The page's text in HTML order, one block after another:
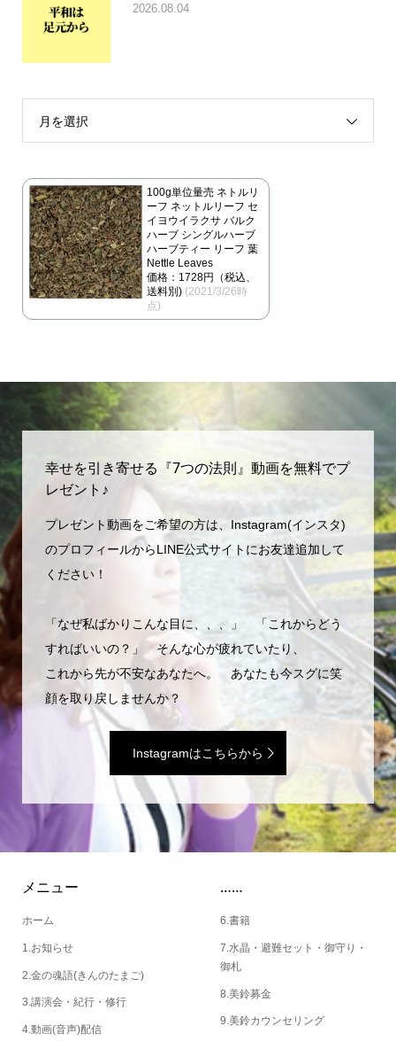
2026.08.04
月を選択
100g単位量売 ネトルリ
ーフ ネットルリーフ セ
イヨウイラクサ バルク
ハーブ シングルハーブ
ハーブティー リーフ 葉
Nettle Leaves
価格：1728円（税込、
送料別) (2021/3/26時
点)
幸せを引き寄せる『7つの法則』動画を無料でプ
レゼント♪
プレゼント動画をご希望の方は、Instagram(インスタ)
のプロフィールからLINE公式サイトにお友達追加して
ください！
「なぜ私ばかりこんな目に、、、」 「これからどう
すればいいの？」 そんな心が疲れていたり、
これから先が不安なあなたへ。 あなたも今スグに笑
顔を取り戻しませんか？
Instagramはこちらから
メニュー
ホーム
1.お知らせ
2.金の魂語(きんのたまご)
3.講演会・紀行・修行
4.動画(音声)配信
……
6.書籍
7.水晶・避難セット・御守り・
御札
8.美鈴募金
9.美鈴カウンセリング